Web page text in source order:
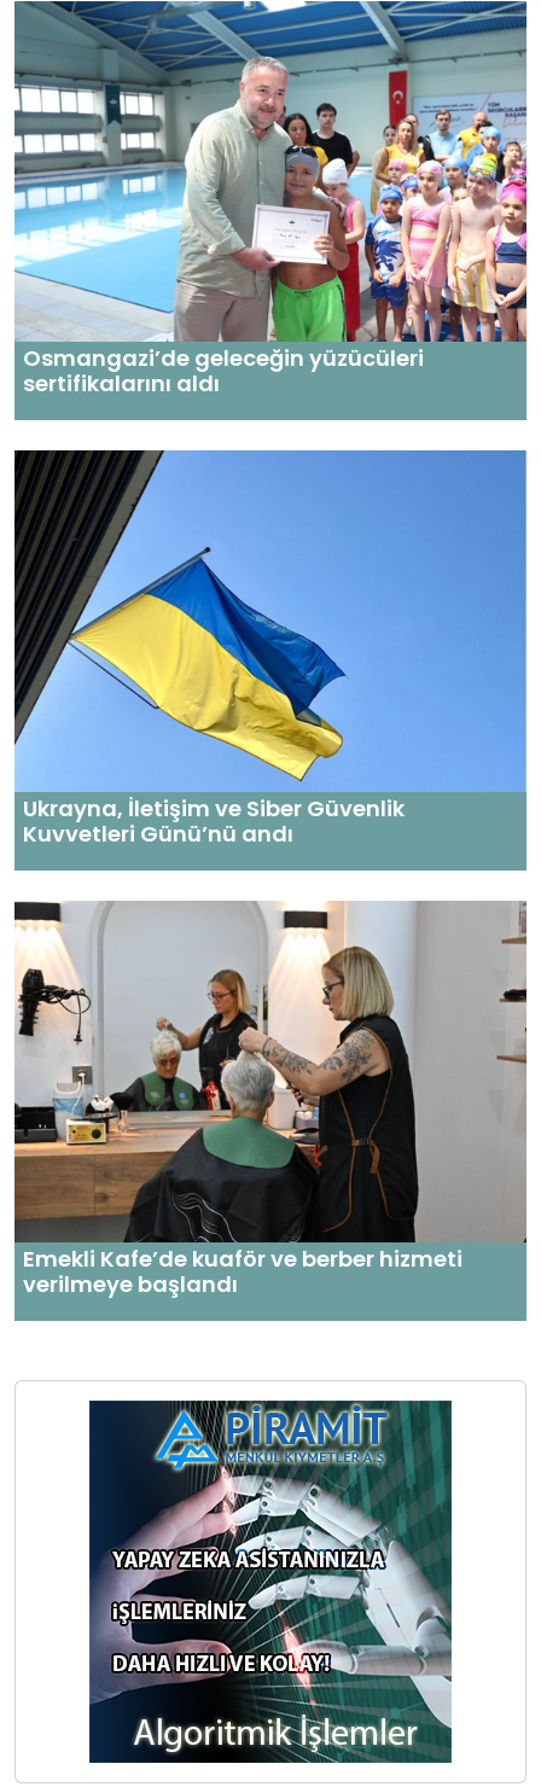
Osmangazi’de geleceğin yüzücüleri
sertifikalarını aldı
Ukrayna, İletişim ve Siber Güvenlik
Kuvvetleri Günü’nü andı
Emekli Kafe’de kuaför ve berber hizmeti
verilmeye başlandı